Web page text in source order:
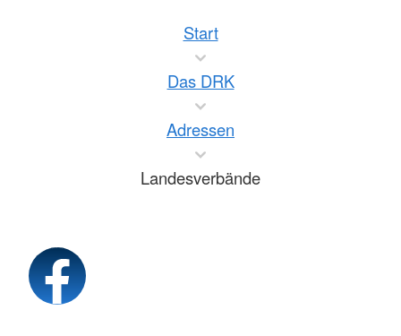
Start
Das DRK
Adressen
Landesverbände